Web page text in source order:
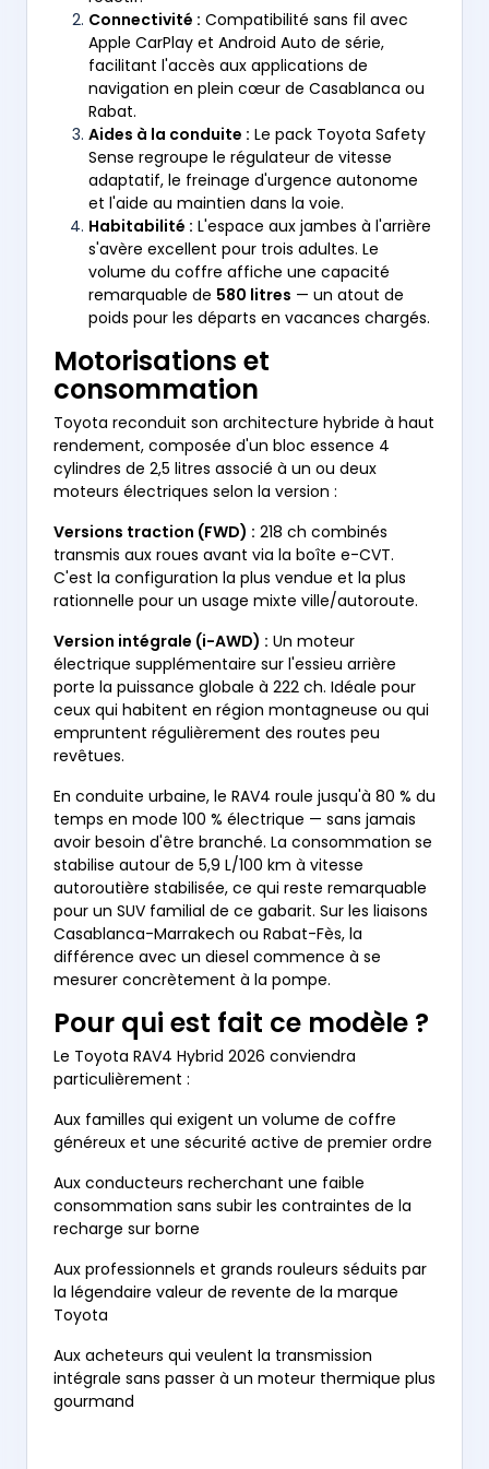
Connectivité : Compatibilité sans fil avec
Apple CarPlay et Android Auto de série,
facilitant l'accès aux applications de
navigation en plein cœur de Casablanca ou
Rabat.
Aides à la conduite : Le pack Toyota Safety
Sense regroupe le régulateur de vitesse
adaptatif, le freinage d'urgence autonome
et l'aide au maintien dans la voie.
Habitabilité : L'espace aux jambes à l'arrière
s'avère excellent pour trois adultes. Le
volume du coffre affiche une capacité
remarquable de 580 litres — un atout de
poids pour les départs en vacances chargés.
Motorisations et
consommation
Toyota reconduit son architecture hybride à haut
rendement, composée d'un bloc essence 4
cylindres de 2,5 litres associé à un ou deux
moteurs électriques selon la version :
Versions traction (FWD) : 218 ch combinés
transmis aux roues avant via la boîte e-CVT.
C'est la configuration la plus vendue et la plus
rationnelle pour un usage mixte ville/autoroute.
Version intégrale (i-AWD) : Un moteur
électrique supplémentaire sur l'essieu arrière
porte la puissance globale à 222 ch. Idéale pour
ceux qui habitent en région montagneuse ou qui
empruntent régulièrement des routes peu
revêtues.
En conduite urbaine, le RAV4 roule jusqu'à 80 % du
temps en mode 100 % électrique — sans jamais
avoir besoin d'être branché. La consommation se
stabilise autour de 5,9 L/100 km à vitesse
autoroutière stabilisée, ce qui reste remarquable
pour un SUV familial de ce gabarit. Sur les liaisons
Casablanca-Marrakech ou Rabat-Fès, la
différence avec un diesel commence à se
mesurer concrètement à la pompe.
Pour qui est fait ce modèle ?
Le Toyota RAV4 Hybrid 2026 conviendra
particulièrement :
Aux familles qui exigent un volume de coffre
généreux et une sécurité active de premier ordre
Aux conducteurs recherchant une faible
consommation sans subir les contraintes de la
recharge sur borne
Aux professionnels et grands rouleurs séduits par
la légendaire valeur de revente de la marque
Toyota
Aux acheteurs qui veulent la transmission
intégrale sans passer à un moteur thermique plus
gourmand